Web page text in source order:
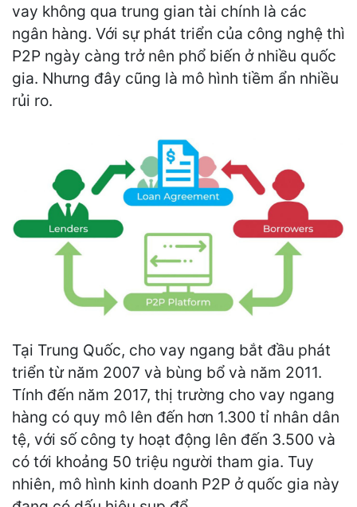
vay không qua trung gian tài chính là các
ngân hàng. Với sự phát triển của công nghệ thì
P2P ngày càng trở nên phổ biến ở nhiều quốc
gia. Nhưng đây cũng là mô hình tiềm ẩn nhiều
rủi ro.
Tại Trung Quốc, cho vay ngang bắt đầu phát
triển từ năm 2007 và bùng bổ và năm 2011.
Tính đến năm 2017, thị trường cho vay ngang
hàng có quy mô lên đến hơn 1.300 tỉ nhân dân
tệ, với số công ty hoạt động lên đến 3.500 và
có tới khoảng 50 triệu người tham gia. Tuy
nhiên, mô hình kinh doanh P2P ở quốc gia này